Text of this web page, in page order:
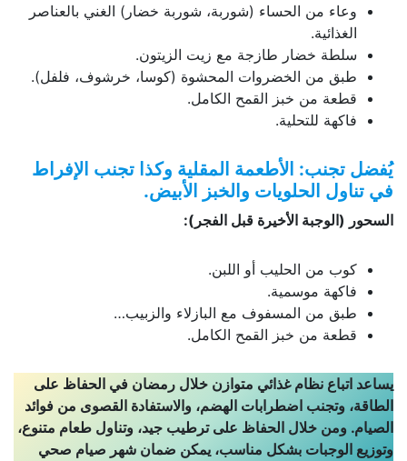
وعاء من الحساء (شوربة، شوربة خضار) الغني بالعناصر
الغذائية.
سلطة خضار طازجة مع زيت الزيتون.
طبق من الخضروات المحشوة (كوسا، خرشوف، فلفل).
قطعة من خبز القمح الكامل.
فاكهة للتحلية.
يُفضل تجنب: الأطعمة المقلية وكذا تجنب الإفراط
في تناول الحلويات والخبز الأبيض.
السحور (الوجبة الأخيرة قبل الفجر):
كوب من الحليب أو اللبن.
فاكهة موسمية.
طبق من المسفوف مع البازلاء والزبيب…
قطعة من خبز القمح الكامل.
يساعد اتباع نظام غذائي متوازن خلال رمضان في الحفاظ على
الطاقة، وتجنب اضطرابات الهضم، والاستفادة القصوى من فوائد
الصيام. ومن خلال الحفاظ على ترطيب جيد، وتناول طعام متنوع،
وتوزيع الوجبات بشكل مناسب، يمكن ضمان شهر صيام صحي